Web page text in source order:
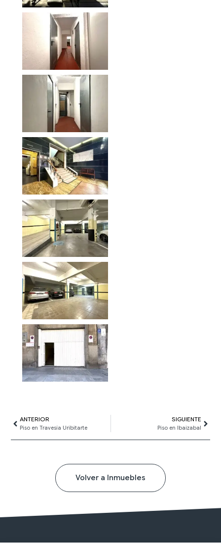
AntANTERIOR
Piso en Travesía Uribitarte
SIGUIENTE
Piso en Ibaizabal
Volver a Inmuebles